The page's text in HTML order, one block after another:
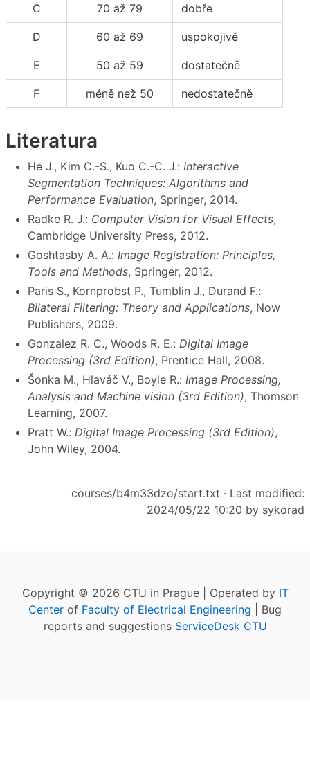
C 70 až 79 dobře
D 60 až 69 uspokojivě
E 50 až 59 dostatečně
F méně než 50 nedostatečně
Literatura
He J., Kim C.-S., Kuo C.-C. J.: Interactive
Segmentation Techniques: Algorithms and
Performance Evaluation, Springer, 2014.
Radke R. J.: Computer Vision for Visual Effects,
Cambridge University Press, 2012.
Goshtasby A. A.: Image Registration: Principles,
Tools and Methods, Springer, 2012.
Paris S., Kornprobst P., Tumblin J., Durand F.:
Bilateral Filtering: Theory and Applications, Now
Publishers, 2009.
Gonzalez R. C., Woods R. E.: Digital Image
Processing (3rd Edition), Prentice Hall, 2008.
Šonka M., Hlaváč V., Boyle R.: Image Processing,
Analysis and Machine vision (3rd Edition), Thomson
Learning, 2007.
Pratt W.: Digital Image Processing (3rd Edition),
John Wiley, 2004.
courses/b4m33dzo/start.txt · Last modified:
2024/05/22 10:20 by sykorad
Copyright © 2026 CTU in Prague | Operated by IT
Center of Faculty of Electrical Engineering | Bug
reports and suggestions ServiceDesk CTU